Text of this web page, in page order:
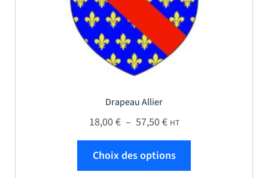
Drapeau Allier
18,00€ – 57,50€Plage de prix : 18,00 €
HT
Choix des options